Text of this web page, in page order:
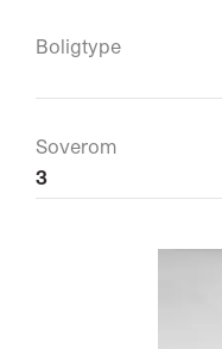
Boligtype
Soverom
3